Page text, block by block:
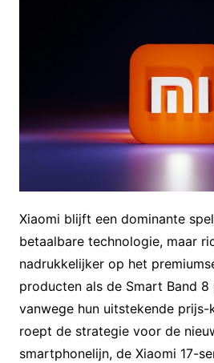
Xiaomi blijft een dominante
betaalbare technologie, maar
nadrukkelijker op het
producten als de Smart Band
vanwege hun uitstekende
roept de strategie voor de
smartphonelijn, de Xiaomi 17-